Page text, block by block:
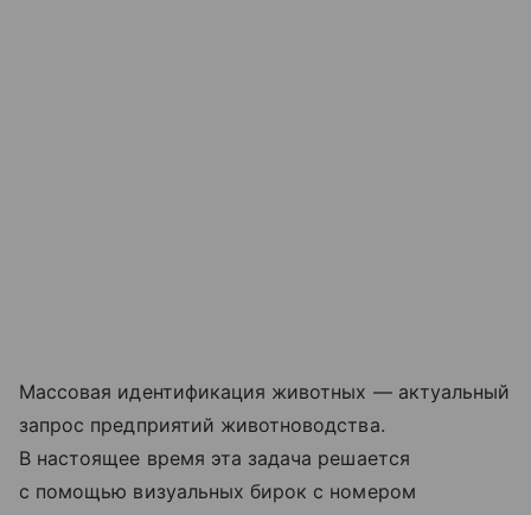
Массовая идентификация животных — актуальный
запрос предприятий животноводства.
В настоящее время эта задача решается
с помощью визуальных бирок с номером